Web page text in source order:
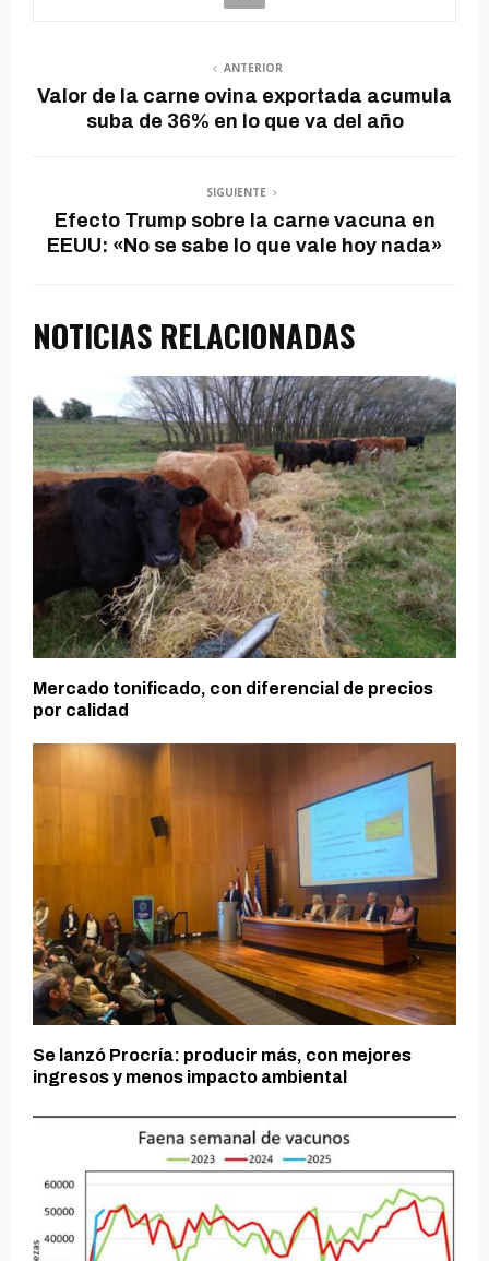
ANTERIOR
Valor de la carne ovina exportada acumula
suba de 36% en lo que va del año
SIGUIENTE
Efecto Trump sobre la carne vacuna en
EEUU: «No se sabe lo que vale hoy nada»
NOTICIAS RELACIONADAS
Mercado tonificado, con diferencial de precios
por calidad
Se lanzó Procría: producir más, con mejores
ingresos y menos impacto ambiental